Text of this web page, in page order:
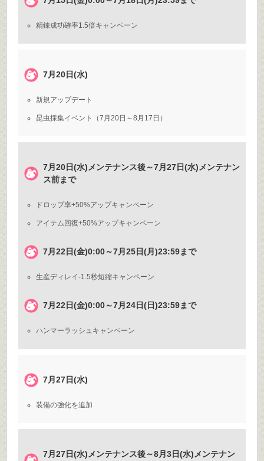
精錬成功確率1.5倍キャンペーン
7月20日(水)
新規アップデート
昆虫採集イベント（7月20日～8月17日）
7月20日(水)メンテナンス後～7月27日(水)メンテナン
ス前まで
ドロップ率+50%アップキャンペーン
アイテム回復+50%アップキャンペーン
7月22日(金)0:00～7月25日(月)23:59まで
生産ディレイ-1.5秒短縮キャンペーン
7月22日(金)0:00～7月24日(日)23:59まで
ハンマーラッシュキャンペーン
7月27日(水)
装備の強化を追加
7月27日(水)メンテナンス後～8月3日(水)メンテナン